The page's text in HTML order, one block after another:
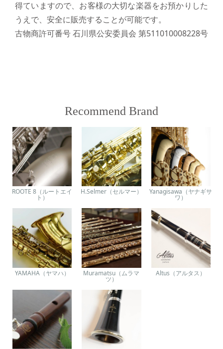
得ていますので、お客様の大切な楽器をお預かりした
うえで、安全に販売することが可能です。
古物商許可番号 石川県公安委員会 第511010008228号
Recommend Brand
ROOTE 8（ルートエイ
ト）
H.Selmer（セルマー） Yanagisawa（ヤナギサ
ワ）
YAMAHA（ヤマハ） Muramatsu（ムラマ
ツ）
Altus（アルタス）